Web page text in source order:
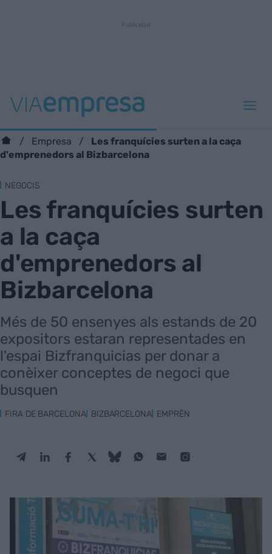
Empresa
Les franquícies surten a la caça
d'emprenedors al Bizbarcelona
NEGOCIS
Les franquícies surten
a la caça
d'emprenedors al
Bizbarcelona
Més de 50 ensenyes als estands de 20
expositors estaran representades en
l'espai Bizfranquicias per donar a
conèixer conceptes de negoci que
busquen
FIRA DE BARCELONA BIZBARCELONA EMPRÈN